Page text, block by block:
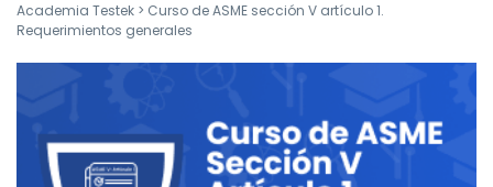
Academia Testek > Curso de ASME sección V artículo 1.
Requerimientos generales